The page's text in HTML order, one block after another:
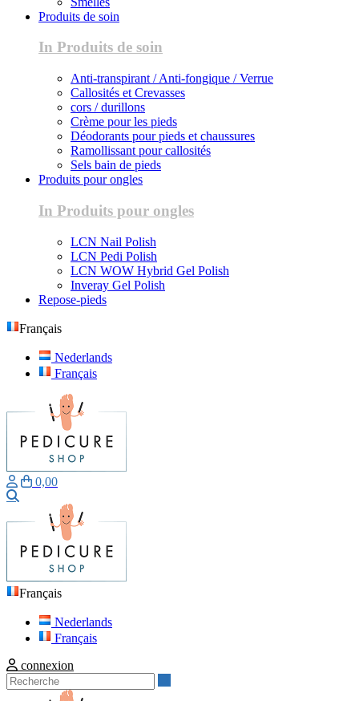
Produits de soin
In Produits de soin
Anti-transpirant / Anti-fongique / Verrue
Callosités et Crevasses
cors / durillons
Crème pour les pieds
Déodorants pour pieds et chaussures
Ramollissant pour callosités
Sels bain de pieds
Produits pour ongles
In Produits pour ongles
LCN Nail Polish
LCN Pedi Polish
LCN WOW Hybrid Gel Polish
Inveray Gel Polish
Repose-pieds
Français
Nederlands
Français
0,00
Français
Nederlands
Français
connexion